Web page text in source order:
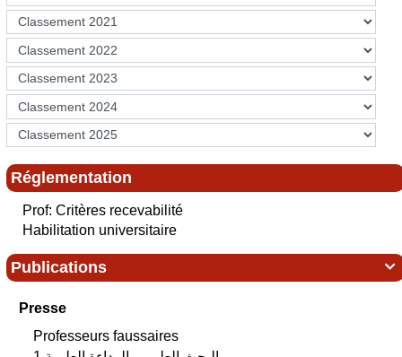
Réglementation
Prof: Critères recevabilité
Habilitation universitaire

Publications
Presse
Professeurs faussaires